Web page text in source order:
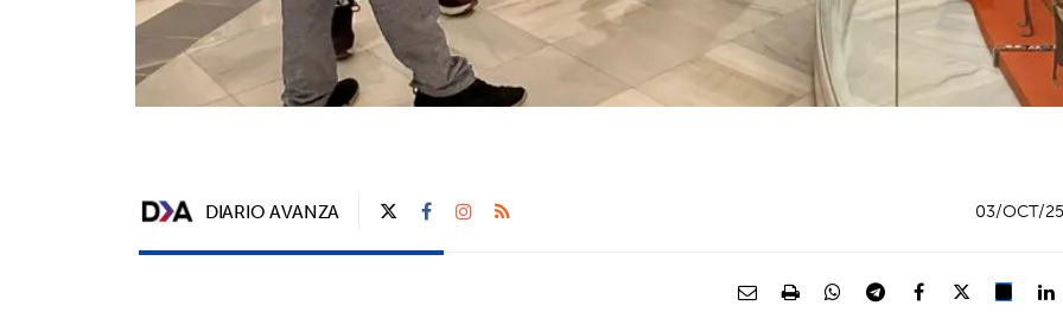
DIARIO AVANZA 03/OCT/25